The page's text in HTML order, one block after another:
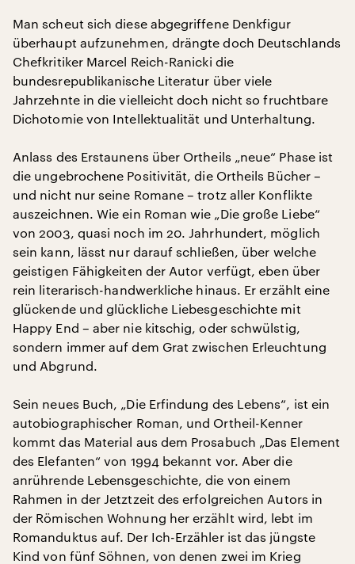
Man scheut sich diese abgegriffene Denkfigur
überhaupt aufzunehmen, drängte doch Deutschlands
Chefkritiker Marcel Reich-Ranicki die
bundesrepublikanische Literatur über viele
Jahrzehnte in die vielleicht doch nicht so fruchtbare
Dichotomie von Intellektualität und Unterhaltung.
Anlass des Erstaunens über Ortheils „neue“ Phase ist
die ungebrochene Positivität, die Ortheils Bücher –
und nicht nur seine Romane – trotz aller Konflikte
auszeichnen. Wie ein Roman wie „Die große Liebe“
von 2003, quasi noch im 20. Jahrhundert, möglich
sein kann, lässt nur darauf schließen, über welche
geistigen Fähigkeiten der Autor verfügt, eben über
rein literarisch-handwerkliche hinaus. Er erzählt eine
glückende und glückliche Liebesgeschichte mit
Happy End – aber nie kitschig, oder schwülstig,
sondern immer auf dem Grat zwischen Erleuchtung
und Abgrund.
Sein neues Buch, „Die Erfindung des Lebens“, ist ein
autobiographischer Roman, und Ortheil-Kenner
kommt das Material aus dem Prosabuch „Das Element
des Elefanten“ von 1994 bekannt vor. Aber die
anrührende Lebensgeschichte, die von einem
Rahmen in der Jetztzeit des erfolgreichen Autors in
der Römischen Wohnung her erzählt wird, lebt im
Romanduktus auf. Der Ich-Erzähler ist das jüngste
Kind von fünf Söhnen, von denen zwei im Krieg